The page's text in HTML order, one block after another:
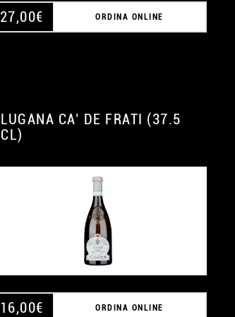
27,00€ ORDINA ONLINE
LUGANA CA’ DE FRATI (37.5
CL)
16,00€ ORDINA ONLINE